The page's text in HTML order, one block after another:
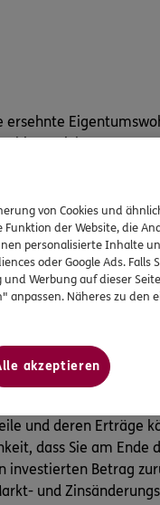
ersehnte
sich unser
Monat
jederzeit
Effekt) erzielen
Partner für
und deren Erträge
dass Sie am Ende
investierten Betrag
und
von Cookies und
der Website, die
personalisierte Inhalte
oder Google Ads. Falls
Werbung auf dieser
Näheres zu den
akzeptieren